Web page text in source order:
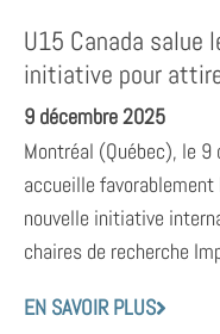
U15 Canada salue
initiative pour
9 décembre 2025
Montréal (Québec), le
accueille
nouvelle initiative
chaires de recherche
EN SAVOIR PLUS